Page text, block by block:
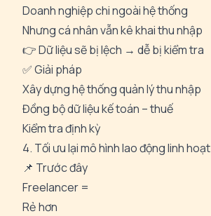
Doanh nghiệp chi ngoài hệ thống
Nhưng cá nhân vẫn kê khai thu nhập
👉 Dữ liệu sẽ bị lệch → dễ bị kiểm tra
✅ Giải pháp
Xây dựng hệ thống quản lý thu nhập
Đồng bộ dữ liệu kế toán – thuế
Kiểm tra định kỳ
4. Tối ưu lại mô hình lao động linh hoạt
📌 Trước đây
Freelancer =
Rẻ hơn